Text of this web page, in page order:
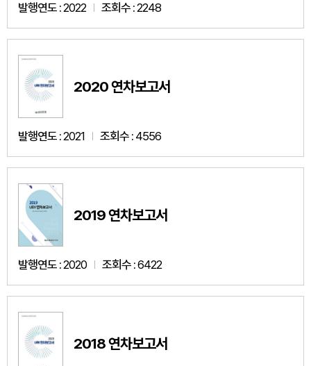
발행연도 :2022 조회수 :2248
2020 연차보고서
발행연도 :2021 조회수 : 4556
2019 연차보고서
발행연도 :2020 조회수 :6422
2018 연차보고서